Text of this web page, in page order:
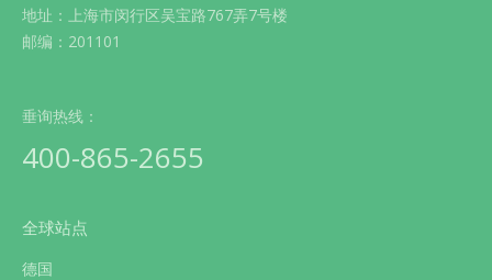
地址：上海市闵行区吴宝路767弄7号楼
邮编：201101
垂询热线：
400-865-2655
全球站点
德国